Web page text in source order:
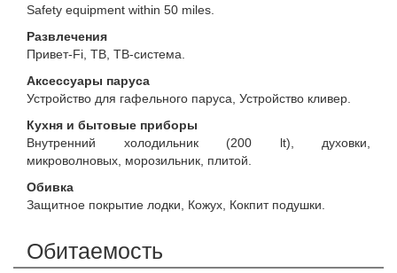
Safety equipment within 50 miles.
Развлечения
Привет-Fi, ТВ, ТВ-система.
Аксессуары паруса
Устройство для гафельного паруса, Устройство кливер.
Кухня и бытовые приборы
Внутренний холодильник (200 lt), духовки,
микроволновых, морозильник, плитой.
Обивка
Защитное покрытие лодки, Кожух, Кокпит подушки.
Обитаемость